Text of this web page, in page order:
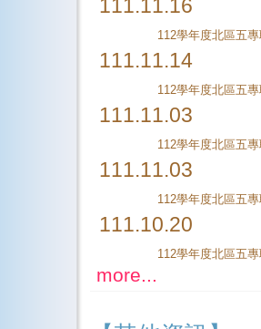
111.11.16
111.11.14
111.11.03
111.11.03
112學年度北區五
111.10.20
more...